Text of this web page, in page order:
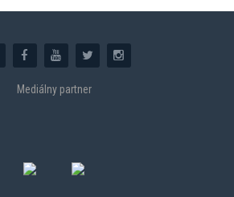
Mediálny partner